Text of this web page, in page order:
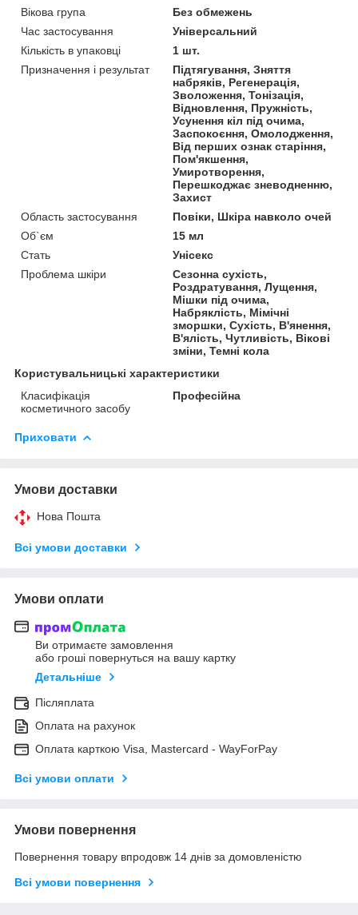
Вікова група
Без обмежень
Час застосування
Універсальний
Кількість в упаковці
1 шт.
Призначення і результат
Підтягування, Зняття
набряків, Регенерація,
Зволоження, Тонізація,
Відновлення, Пружність,
Усунення кіл під очима,
Заспокоєння, Омолодження,
Від перших ознак старіння,
Пом'якшення,
Умиротворення,
Перешкоджає зневодненню,
Захист
Область застосування
Повіки, Шкіра навколо очей
Об`єм
15 мл
Стать
Унісекс
Проблема шкіри
Сезонна сухість,
Роздратування, Лущення,
Мішки під очима,
Набряклість, Мімічні
зморшки, Сухість, В'янення,
В'ялість, Чутливість, Вікові
зміни, Темні кола
Користувальницькі характеристики
Класифікація
косметичного засобу
Професійна
Приховати
Умови доставки
Нова Пошта
Всі умови доставки
Умови оплати
Ви отримаєте замовлення
або гроші повернуться на вашу картку
Детальніше
Післяплата
Оплата на рахунок
Оплата карткою Visa, Mastercard - WayForPay
Всі умови оплати
Умови повернення
Повернення товару впродовж 14 днів за домовленістю
Всі умови повернення